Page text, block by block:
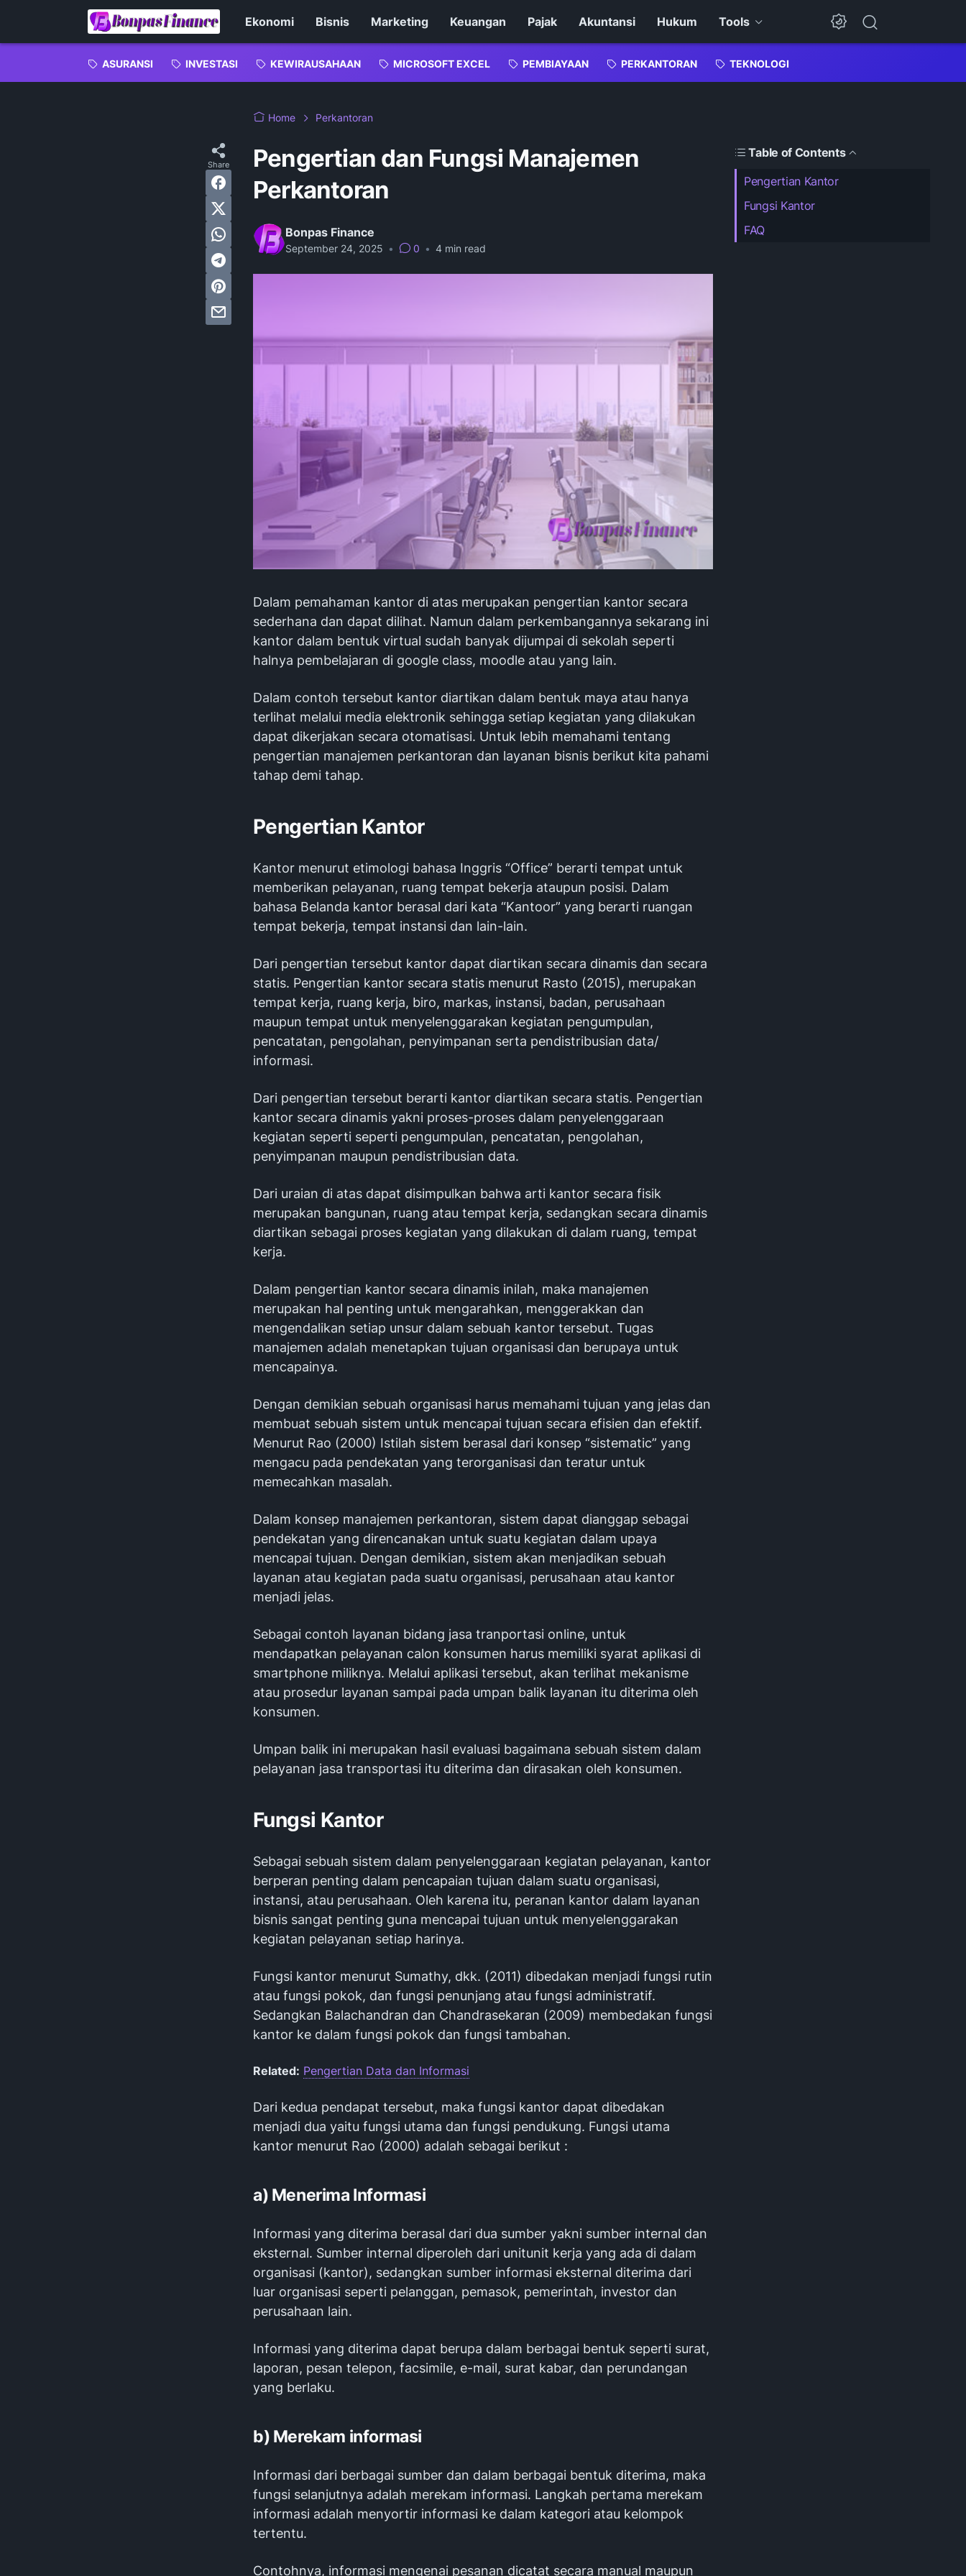
Ekonomi Bisnis Marketing Keuangan Pajak Akuntansi Hukum Tools
Dark Mode
ASURANSI INVESTASI KEWIRAUSAHAAN MICROSOFT EXCEL PEMBIAYAAN PERKANTORAN TEKNOLOGI
Home Perkantoran
Pengertian dan Fungsi Manajemen
Perkantoran
Bonpas Finance
September 24, 2025 • 0 • 4 min read
Table of Contents
Pengertian Kantor
Fungsi Kantor
FAQ
Dalam pemahaman kantor di atas merupakan pengertian kantor secara
sederhana dan dapat dilihat. Namun dalam perkembangannya sekarang ini
kantor dalam bentuk virtual sudah banyak dijumpai di sekolah seperti
halnya pembelajaran di google class, moodle atau yang lain.
Dalam contoh tersebut kantor diartikan dalam bentuk maya atau hanya
terlihat melalui media elektronik sehingga setiap kegiatan yang dilakukan
dapat dikerjakan secara otomatisasi. Untuk lebih memahami tentang
pengertian manajemen perkantoran dan layanan bisnis berikut kita pahami
tahap demi tahap.
Pengertian Kantor
Kantor menurut etimologi bahasa Inggris “Office” berarti tempat untuk
memberikan pelayanan, ruang tempat bekerja ataupun posisi. Dalam
bahasa Belanda kantor berasal dari kata “Kantoor” yang berarti ruangan
tempat bekerja, tempat instansi dan lain-lain.
Dari pengertian tersebut kantor dapat diartikan secara dinamis dan secara
statis. Pengertian kantor secara statis menurut Rasto (2015), merupakan
tempat kerja, ruang kerja, biro, markas, instansi, badan, perusahaan
maupun tempat untuk menyelenggarakan kegiatan pengumpulan,
pencatatan, pengolahan, penyimpanan serta pendistribusian data/
informasi.
Dari pengertian tersebut berarti kantor diartikan secara statis. Pengertian
kantor secara dinamis yakni proses-proses dalam penyelenggaraan
kegiatan seperti seperti pengumpulan, pencatatan, pengolahan,
penyimpanan maupun pendistribusian data.
Dari uraian di atas dapat disimpulkan bahwa arti kantor secara fisik
merupakan bangunan, ruang atau tempat kerja, sedangkan secara dinamis
diartikan sebagai proses kegiatan yang dilakukan di dalam ruang, tempat
kerja.
Dalam pengertian kantor secara dinamis inilah, maka manajemen
merupakan hal penting untuk mengarahkan, menggerakkan dan
mengendalikan setiap unsur dalam sebuah kantor tersebut. Tugas
manajemen adalah menetapkan tujuan organisasi dan berupaya untuk
mencapainya.
Dengan demikian sebuah organisasi harus memahami tujuan yang jelas dan
membuat sebuah sistem untuk mencapai tujuan secara efisien dan efektif.
Menurut Rao (2000) Istilah sistem berasal dari konsep “sistematic” yang
mengacu pada pendekatan yang terorganisasi dan teratur untuk
memecahkan masalah.
Dalam konsep manajemen perkantoran, sistem dapat dianggap sebagai
pendekatan yang direncanakan untuk suatu kegiatan dalam upaya
mencapai tujuan. Dengan demikian, sistem akan menjadikan sebuah
layanan atau kegiatan pada suatu organisasi, perusahaan atau kantor
menjadi jelas.
Sebagai contoh layanan bidang jasa tranportasi online, untuk
mendapatkan pelayanan calon konsumen harus memiliki syarat aplikasi di
smartphone miliknya. Melalui aplikasi tersebut, akan terlihat mekanisme
atau prosedur layanan sampai pada umpan balik layanan itu diterima oleh
konsumen.
Umpan balik ini merupakan hasil evaluasi bagaimana sebuah sistem dalam
pelayanan jasa transportasi itu diterima dan dirasakan oleh konsumen.
Fungsi Kantor
Sebagai sebuah sistem dalam penyelenggaraan kegiatan pelayanan, kantor
berperan penting dalam pencapaian tujuan dalam suatu organisasi,
instansi, atau perusahaan. Oleh karena itu, peranan kantor dalam layanan
bisnis sangat penting guna mencapai tujuan untuk menyelenggarakan
kegiatan pelayanan setiap harinya.
Fungsi kantor menurut Sumathy, dkk. (2011) dibedakan menjadi fungsi rutin
atau fungsi pokok, dan fungsi penunjang atau fungsi administratif.
Sedangkan Balachandran dan Chandrasekaran (2009) membedakan fungsi
kantor ke dalam fungsi pokok dan fungsi tambahan.
Related: Pengertian Data dan Informasi
Dari kedua pendapat tersebut, maka fungsi kantor dapat dibedakan
menjadi dua yaitu fungsi utama dan fungsi pendukung. Fungsi utama
kantor menurut Rao (2000) adalah sebagai berikut :
a) Menerima Informasi
Informasi yang diterima berasal dari dua sumber yakni sumber internal dan
eksternal. Sumber internal diperoleh dari unitunit kerja yang ada di dalam
organisasi (kantor), sedangkan sumber informasi eksternal diterima dari
luar organisasi seperti pelanggan, pemasok, pemerintah, investor dan
perusahaan lain.
Informasi yang diterima dapat berupa dalam berbagai bentuk seperti surat,
laporan, pesan telepon, facsimile, e-mail, surat kabar, dan perundangan
yang berlaku.
b) Merekam informasi
Informasi dari berbagai sumber dan dalam berbagai bentuk diterima, maka
fungsi selanjutnya adalah merekam informasi. Langkah pertama merekam
informasi adalah menyortir informasi ke dalam kategori atau kelompok
tertentu.
Contohnya, informasi mengenai pesanan dicatat secara manual maupun